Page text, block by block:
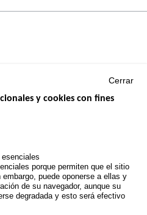
PROCEDENTES DE
DE ESTUDIOS
Cerrar
y cookies con fines
porque permiten que el sitio
puede oponerse a ellas y
de su navegador, aunque su
degradada y esto será efectivo